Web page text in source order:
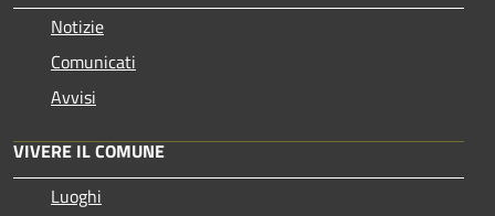
Notizie
Comunicati
Avvisi
VIVERE IL COMUNE
Luoghi